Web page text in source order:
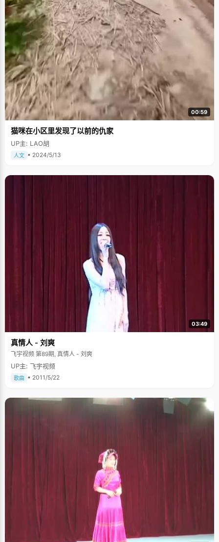
00:59
猫咪在小区里发现了以前的仇家
UP主: LAO胡
人文 • 2024/5/13
03:49
真情人 - 刘爽
飞宇视频 第89期, 真情人 - 刘爽
UP主: 飞宇视频
歌曲 • 2011/5/22